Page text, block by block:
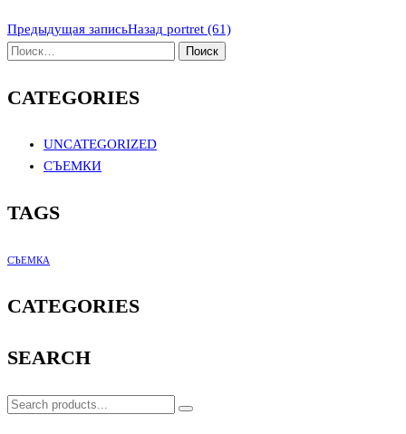
Предыдущая записьНазад portret (61)
CATEGORIES
UNCATEGORIZED
СЪЕМКИ
TAGS
СЪЕМКА
CATEGORIES
SEARCH